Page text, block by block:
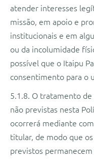
atender interesses
missão, em apoio e
institucionais e em
ou da incolumidade
possível que o Itaipu
consentimento para o
5.1.8. O tratamento de
não previstas nesta
ocorrerá mediante
titular, de modo que
previstos permanecem